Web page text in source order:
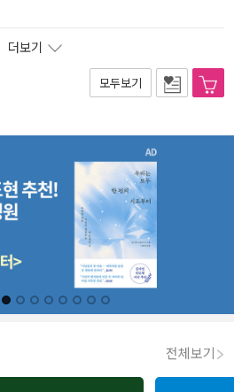
더보기
모두보기
전체보기